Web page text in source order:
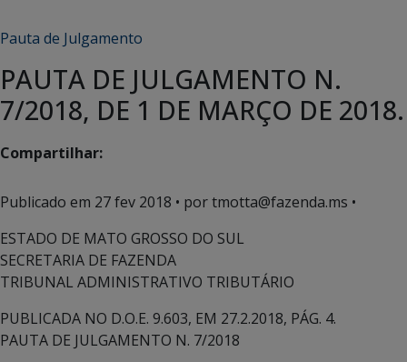
Pauta de Julgamento
PAUTA DE JULGAMENTO N.
7/2018, DE 1 DE MARÇO DE 2018.
Compartilhar:
Publicado em 27 fev 2018 • por tmotta@fazenda.ms •
ESTADO DE MATO GROSSO DO SUL
SECRETARIA DE FAZENDA
TRIBUNAL ADMINISTRATIVO TRIBUTÁRIO
PUBLICADA NO D.O.E. 9.603, EM 27.2.2018, PÁG. 4.
PAUTA DE JULGAMENTO N. 7/2018